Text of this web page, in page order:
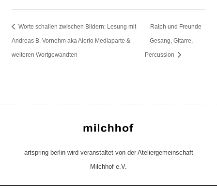
Worte schallen zwischen Bildern: Lesung mit
Andreas B. Vornehm aka Alerio Mediaparte &
weiteren Wortgewandten
Ralph und Freunde
– Gesang, Gitarre,
Percussion
artspring berlin wird veranstaltet von der Ateliergemeinschaft
Milchhof e.V.